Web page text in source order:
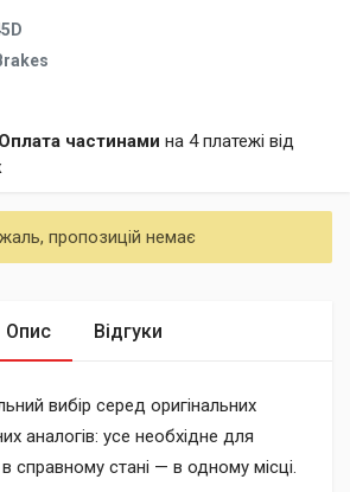
Оплата частинами на 4 платежі від
пропозицій немає
Опис Відгуки
вибір серед оригінальних
аналогів: усе необхідне для
справному стані — в одному місці.